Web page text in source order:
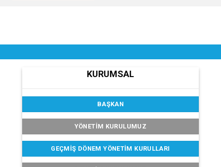
KURUMSAL
BAŞKAN
YÖNETİM KURULUMUZ
GEÇMIŞ DÖNEM YÖNETIM KURULLARI